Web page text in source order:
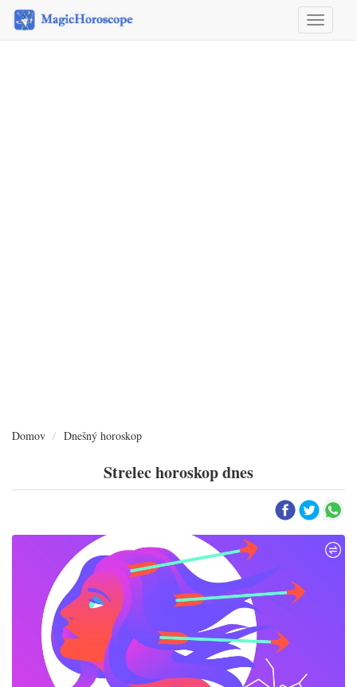
&
Domov Dnešný horoskop
Strelec horoskop dnes